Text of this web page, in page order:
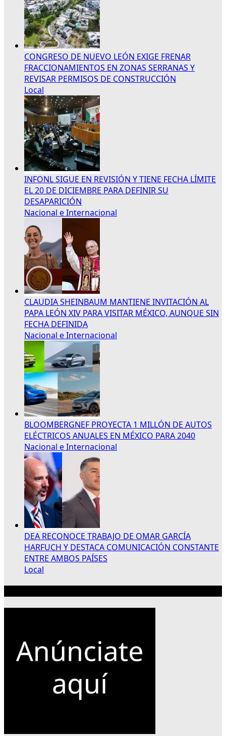
CONGRESO DE NUEVO LEÓN EXIGE FRENAR
FRACCIONAMIENTOS EN ZONAS SERRANAS Y
REVISAR PERMISOS DE CONSTRUCCIÓN
Local
INFONL SIGUE EN REVISIÓN Y TIENE FECHA LÍMITE
EL 20 DE DICIEMBRE PARA DEFINIR SU
DESAPARICIÓN
Nacional e Internacional
CLAUDIA SHEINBAUM MANTIENE INVITACIÓN AL
PAPA LEÓN XIV PARA VISITAR MÉXICO, AUNQUE SIN
FECHA DEFINIDA
Nacional e Internacional
BLOOMBERGNEF PROYECTA 1 MILLÓN DE AUTOS
ELÉCTRICOS ANUALES EN MÉXICO PARA 2040
Nacional e Internacional
DEA RECONOCE TRABAJO DE OMAR GARCÍA
HARFUCH Y DESTACA COMUNICACIÓN CONSTANTE
ENTRE AMBOS PAÍSES
Local